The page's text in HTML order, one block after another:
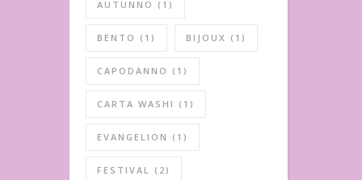
AUTUNNO (1)
BENTO (1) BIJOUX (1)
CAPODANNO (1)
CARTA WASHI (1)
EVANGELION (1)
FESTIVAL (2)